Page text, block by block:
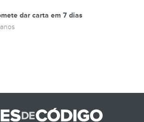
dar carta em 7 dias
anos